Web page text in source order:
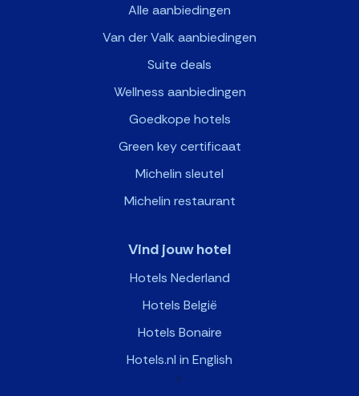
Alle aanbiedingen
Van der Valk aanbiedingen
Suite deals
Wellness aanbiedingen
Goedkope hotels
Green key certificaat
Michelin sleutel
Michelin restaurant
Vind jouw hotel
Hotels Nederland
Hotels België
Hotels Bonaire
Hotels.nl in English
>